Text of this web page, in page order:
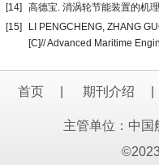
[14]
高德宝. 消涡轮节能装置的机
[15]
LI PENGCHENG, ZHANG
[C]// Advanced Maritime